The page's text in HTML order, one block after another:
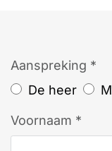
Aanspreking *
De heer
Voornaam *